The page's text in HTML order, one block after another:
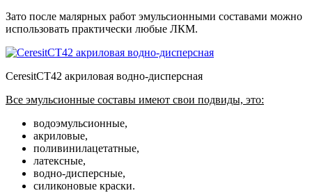
Зато после малярных работ эмульсионными составами можно
использовать практически любые ЛКМ.
CeresitCT42 акриловая водно-дисперсная
Все эмульсионные составы имеют свои подвиды, это:
водоэмульсионные,
акриловые,
поливинилацетатные,
латексные,
водно-дисперсные,
силиконовые краски.